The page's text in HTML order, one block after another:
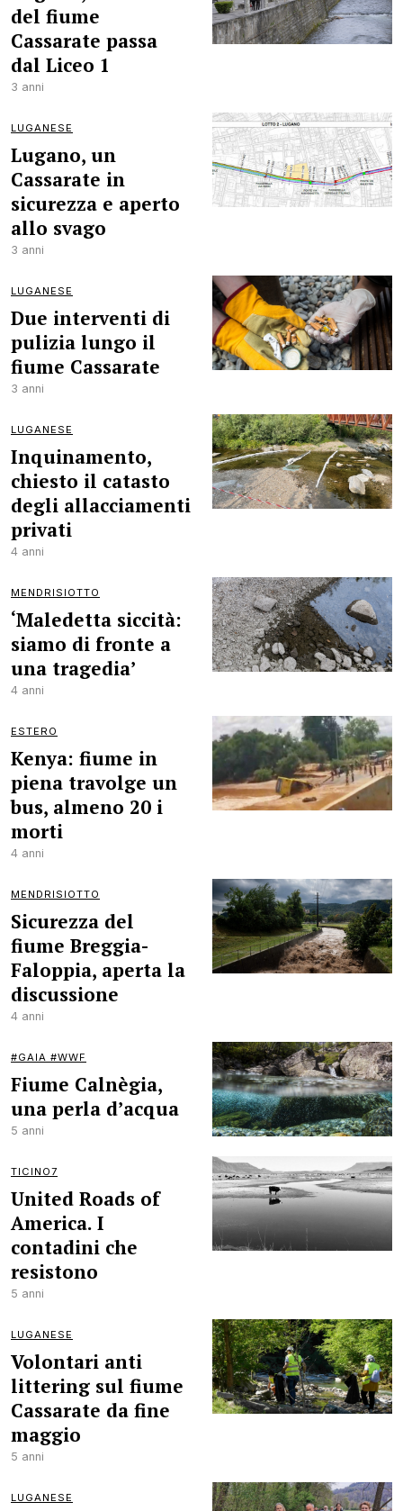
del fiume
Cassarate passa
dal Liceo 1
3 anni
LUGANESE
Lugano, un
Cassarate in
sicurezza e aperto
allo svago
3 anni
LUGANESE
Due interventi di
pulizia lungo il
fiume Cassarate
3 anni
LUGANESE
Inquinamento,
chiesto il catasto
degli allacciamenti
privati
4 anni
MENDRISIOTTO
‘Maledetta siccità:
siamo di fronte a
una tragedia’
4 anni
ESTERO
Kenya: fiume in
piena travolge un
bus, almeno 20 i
morti
4 anni
MENDRISIOTTO
Sicurezza del
fiume Breggia-
Faloppia, aperta la
discussione
4 anni
#GAIA #WWF
Fiume Calnègia,
una perla d’acqua
5 anni
TICINO7
United Roads of
America. I
contadini che
resistono
5 anni
LUGANESE
Volontari anti
littering sul fiume
Cassarate da fine
maggio
5 anni
LUGANESE